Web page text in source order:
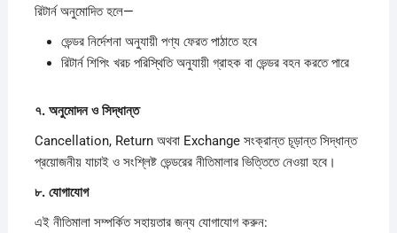
রিটার্ন অনুমোদিত হলে—
ভেন্ডর নির্দেশনা অনুযায়ী পণ্য ফেরত পাঠাতে হবে
রিটার্ন শিপিং খরচ পরিস্থিতি অনুযায়ী গ্রাহক বা ভেন্ডর বহন করতে পারে
৭. অনুমোদনওসিদ্ধান্ত
Cancellation, Return অথবা Exchange সংক্রান্ত চূড়ান্ত সিদ্ধান্ত
প্রয়োজনীয় যাচাই ও সংশ্লিষ্ট ভেন্ডরের নীতিমালার ভিত্তিতে নেওয়া হবে।
৮. যোগাযোগ
এই নীতিমালা সম্পর্কিত সহায়তার জন্য যোগাযোগ করুন: